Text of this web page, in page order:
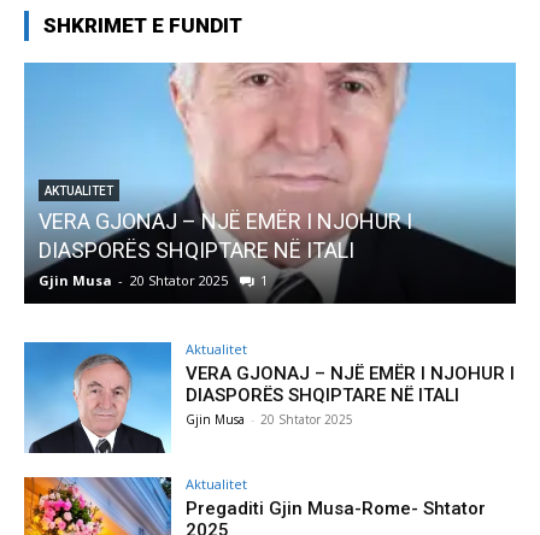
SHKRIMET E FUNDIT
AKTUALITET
Pregaditi Gjin Musa-Rome- Shtator 2025
Gjin Musa - 8 Shtator 2025 0
Aktualitet
VERA GJONAJ – NJË EMËR I NJOHUR I
DIASPORËS SHQIPTARE NË ITALI
Gjin Musa - 20 Shtator 2025
Aktualitet
Pregaditi Gjin Musa-Rome- Shtator
2025